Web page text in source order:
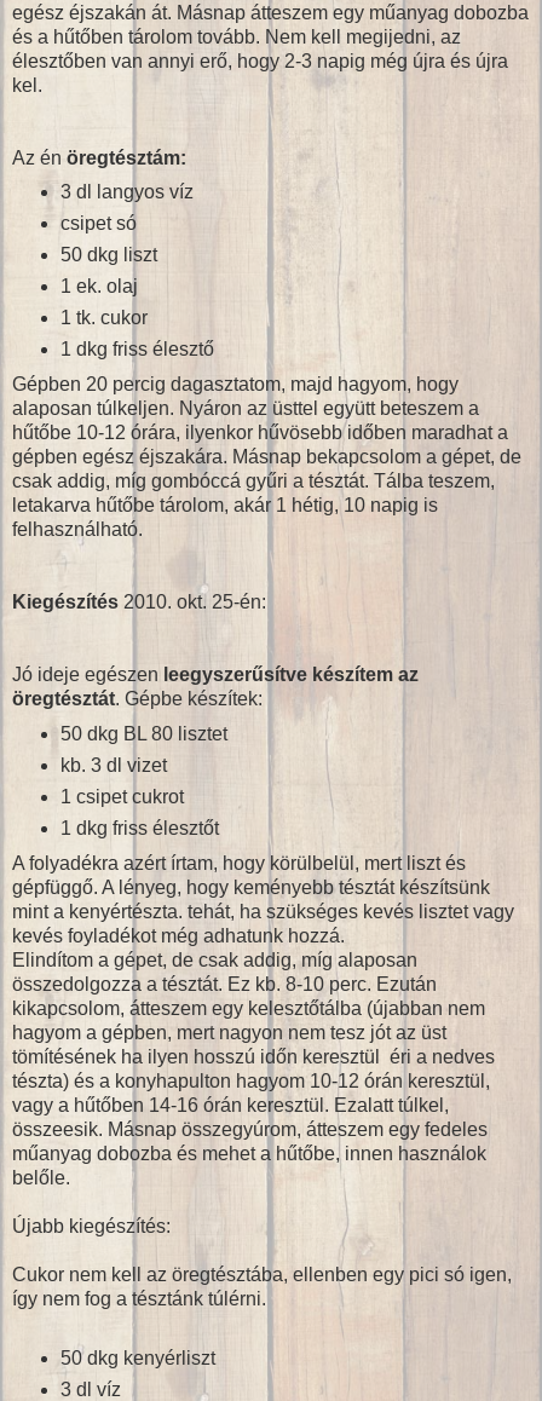
egész éjszakán át. Másnap átteszem egy műanyag dobozba
és a hűtőben tárolom tovább. Nem kell megijedni, az
élesztőben van annyi erő, hogy 2-3 napig még újra és újra
kel.
Az én öregtésztám:
3 dl langyos víz
csipet só
50 dkg liszt
1 ek. olaj
1 tk. cukor
1 dkg friss élesztő
Gépben 20 percig dagasztatom, majd hagyom, hogy
alaposan túlkeljen. Nyáron az üsttel együtt beteszem a
hűtőbe 10-12 órára, ilyenkor hűvösebb időben maradhat a
gépben egész éjszakára. Másnap bekapcsolom a gépet, de
csak addig, míg gombóccá gyűri a tésztát. Tálba teszem,
letakarva hűtőbe tárolom, akár 1 hétig, 10 napig is
felhasználható.
Kiegészítés 2010. okt. 25-én:
Jó ideje egészen leegyszerűsítve készítem az
öregtésztát. Gépbe készítek:
50 dkg BL 80 lisztet
kb. 3 dl vizet
1 csipet cukrot
1 dkg friss élesztőt
A folyadékra azért írtam, hogy körülbelül, mert liszt és
gépfüggő. A lényeg, hogy keményebb tésztát készítsünk
mint a kenyértészta. tehát, ha szükséges kevés lisztet vagy
kevés foyladékot még adhatunk hozzá.
Elindítom a gépet, de csak addig, míg alaposan
összedolgozza a tésztát. Ez kb. 8-10 perc. Ezután
kikapcsolom, átteszem egy kelesztőtálba (újabban nem
hagyom a gépben, mert nagyon nem tesz jót az üst
tömítésének ha ilyen hosszú időn keresztül éri a nedves
tészta) és a konyhapulton hagyom 10-12 órán keresztül,
vagy a hűtőben 14-16 órán keresztül. Ezalatt túlkel,
összeesik. Másnap összegyúrom, átteszem egy fedeles
műanyag dobozba és mehet a hűtőbe, innen használok
belőle.
Újabb kiegészítés:
Cukor nem kell az öregtésztába, ellenben egy pici só igen,
így nem fog a tésztánk túlérni.
50 dkg kenyérliszt
3 dl víz